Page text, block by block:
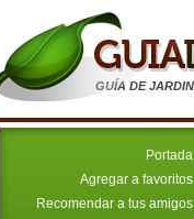
GUÍA DE
Portada
Agregar a favoritos
Recomendar a tus amigos